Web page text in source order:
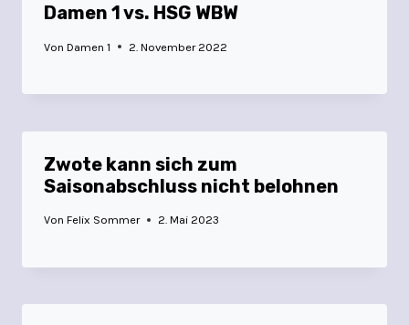
Damen 1 vs. HSG WBW
Von Damen 1 2. November 2022
Zwote kann sich zum
Saisonabschluss nicht belohnen
Von Felix Sommer 2. Mai 2023